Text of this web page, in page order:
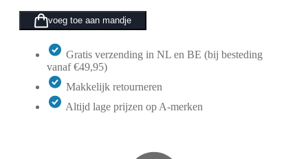
voeg toe aan mandje
Gratis verzending in NL en BE (bij besteding
vanaf €49,95)
Makkelijk retourneren
Altijd lage prijzen op A-merken